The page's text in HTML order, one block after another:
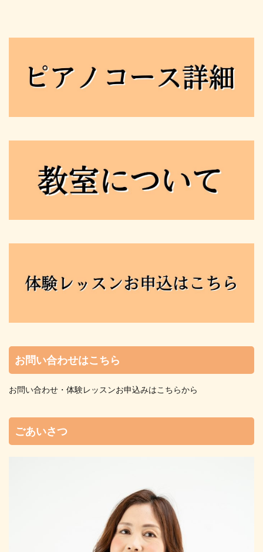
お問い合わせはこちら
お問い合わせ・体験レッスンお申込みはこちらから
ごあいさつ